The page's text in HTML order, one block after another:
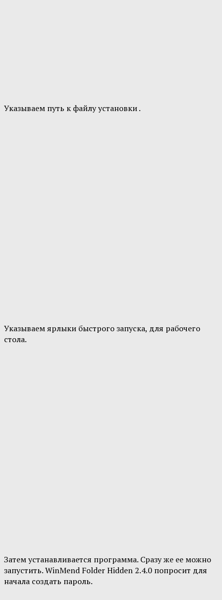
Указываем путь к файлу установки .
Указываем ярлыки быстрого запуска, для рабочего
стола.
Затем устанавливается программа. Сразу же ее можно
запустить. WinMend Folder Hidden 2.4.0 попросит для
начала создать пароль.